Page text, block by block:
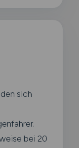
sich
bei 20